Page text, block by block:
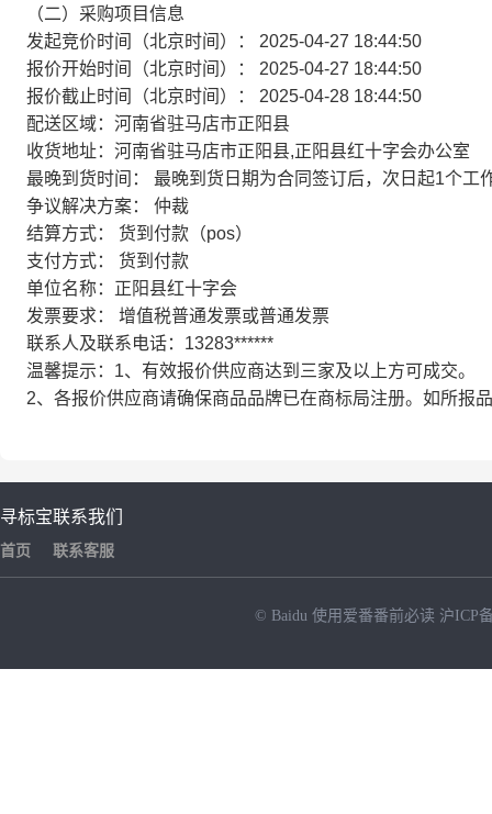
（二）采购项目信息
发起竞价时间（北京时间）： 2025-04-27 18:44:50
报价开始时间（北京时间）： 2025-04-27 18:44:50
报价截止时间（北京时间）： 2025-04-28 18:44:50
配送区域：河南省驻马店市正阳县
收货地址：河南省驻马店市正阳县,正阳县红十字会办公室
最晚到货时间： 最晚到货日期为合同签订后，次日起1个工
争议解决方案： 仲裁
结算方式： 货到付款（pos）
支付方式： 货到付款
单位名称：正阳县红十字会
发票要求： 增值税普通发票或普通发票
联系人及联系电话：13283******
温馨提示：1、有效报价供应商达到三家及以上方可成交。
2、各报价供应商请确保商品品牌已在商标局注册。如所报
寻标宝
首页
联系我们
联系客服
© Baidu 使用爱番番前必读 沪ICP